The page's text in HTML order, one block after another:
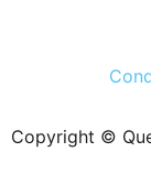
Copyright ©